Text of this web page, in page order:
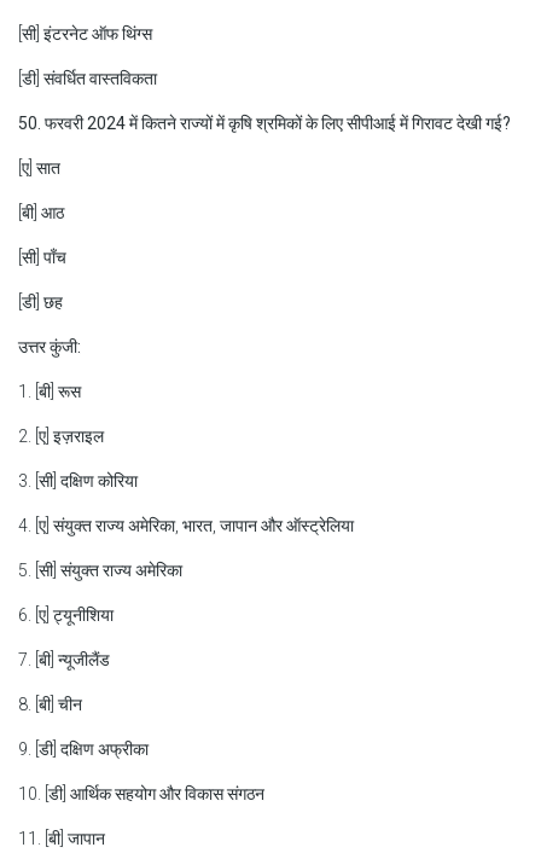
[सी] इंटरनेट ऑफ थिंग्स
[डी] संवर्धित वास्तविकता
50. फरवरी 2024 में कितने राज्यों में कृषि श्रमिकों के लिए सीपीआई में गिरावट देखी गई?
[ए] सात
[बी] आठ
[सी] पाँच
[डी] छह
उत्तर कुंजी:
1. [बी] रूस
2. [ए] इज़राइल
3. [सी] दक्षिण कोरिया
4. [ए] संयुक्त राज्य अमेरिका, भारत, जापान और ऑस्ट्रेलिया
5. [सी] संयुक्त राज्य अमेरिका
6. [ए] ट्यूनीशिया
7. [बी] न्यूजीलैंड
8. [बी] चीन
9. [डी] दक्षिण अफ्रीका
10. [डी] आर्थिक सहयोग और विकास संगठन
11. [बी] जापान